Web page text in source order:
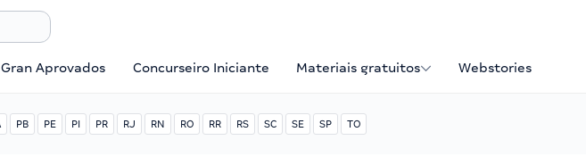
Gran Aprovados Concurseiro Iniciante Materiais gratuitos Webstories
PB PE PI PR RJ RN RO RR RS SC SE SP TO